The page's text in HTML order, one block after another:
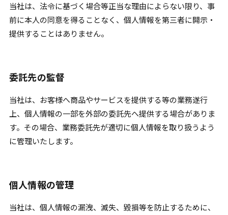
当社は、法令に基づく場合等正当な理由によらない限り、事
前に本人の同意を得ることなく、個人情報を第三者に開示・
提供することはありません。
委託先の監督
当社は、お客様へ商品やサービスを提供する等の業務遂行
上、個人情報の一部を外部の委託先へ提供する場合がありま
す。その場合、業務委託先が適切に個人情報を取り扱うよう
に管理いたします。
個人情報の管理
当社は、個人情報の漏洩、滅失、毀損等を防止するために、